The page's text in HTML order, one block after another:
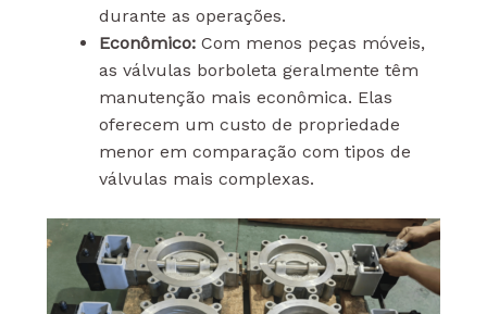
durante as operações.
Econômico:Com menos peças móveis,
as válvulas borboleta geralmente têm
manutenção mais econômica. Elas
oferecem um custo de propriedade
menor em comparação com tipos de
válvulas mais complexas.